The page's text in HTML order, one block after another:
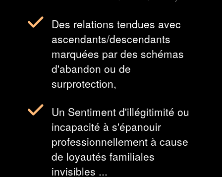
Des relations tendues avec
ascendants/descendants
marquées par des schémas
d'abandon ou de
surprotection,
Un Sentiment d'illégitimité ou
incapacité à s'épanouir
professionnellement à cause
de loyautés familiales
invisibles ...